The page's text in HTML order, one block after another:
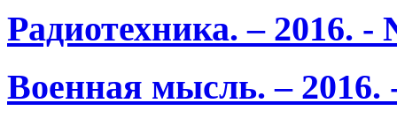
Радиотехника. – 2016. -
Военная мысль. –